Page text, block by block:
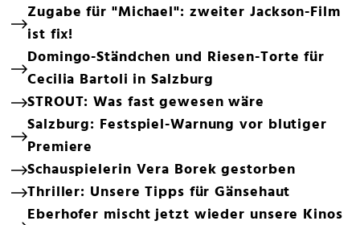
Zugabe für "Michael": zweiter Jackson-Film
ist fix!
Domingo-Ständchen und Riesen-Torte für
Cecilia Bartoli in Salzburg
STROUT: Was fast gewesen wäre
Salzburg: Festspiel-Warnung vor blutiger
Premiere
Schauspielerin Vera Borek gestorben
Thriller: Unsere Tipps für Gänsehaut
Eberhofer mischt jetzt wieder unsere Kinos